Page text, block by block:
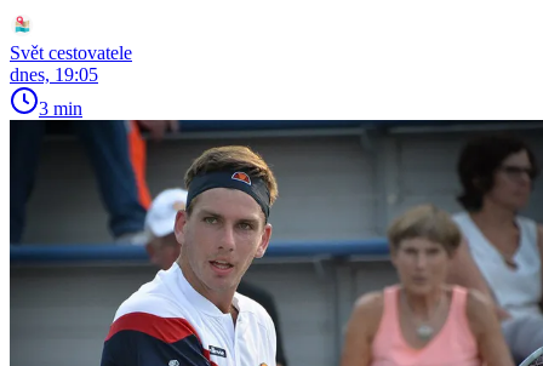
Svět cestovatele
dnes, 19:05
3 min